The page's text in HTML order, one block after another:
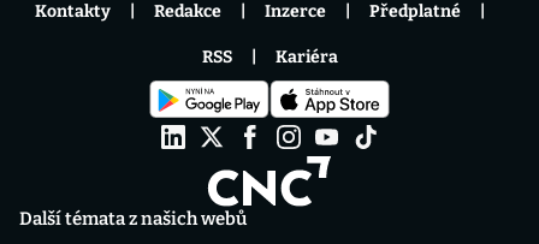
Další témata z našich webů
Kontakty Redakce Inzerce Předplatné
RSS Kariéra